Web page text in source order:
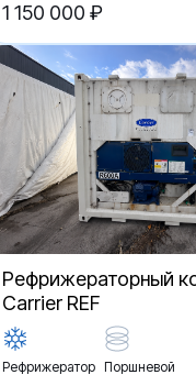
1 150 000 ₽
Рефрижераторный
Carrier REF
Рефрижератор Поршневой